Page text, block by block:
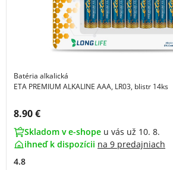
Batéria alkalická
ETA PREMIUM ALKALINE AAA, LR03, blistr 14ks
Cena s DPH:
8.90 €
Skladom v e-shope u vás už 10. 8.
ihneď k dispozícii na 9 predajniach
4.8